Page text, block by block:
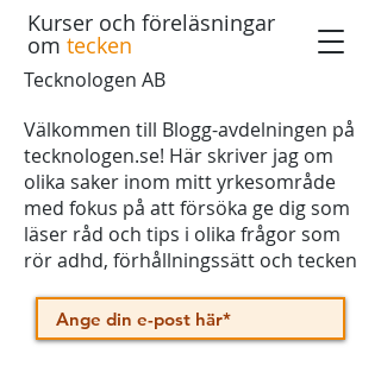
Tecknologen AB
Kurser och föreläsningar
om tecken
Välkommen till Blogg-avdelningen på
tecknologen.se! Här skriver jag om
olika saker inom mitt yrkesområde
med fokus på att försöka ge dig som
läser råd och tips i olika frågor som
rör adhd, förhållningssätt och tecken